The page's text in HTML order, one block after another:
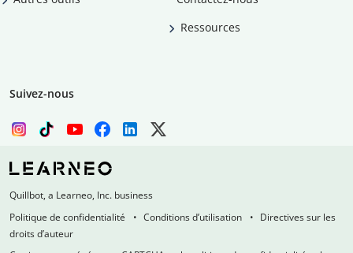
Ressources
Suivez-nous
Quillbot, a Learneo, Inc. business
Politique de confidentialité
Conditions d’utilisation
Directives sur les
droits d’auteur